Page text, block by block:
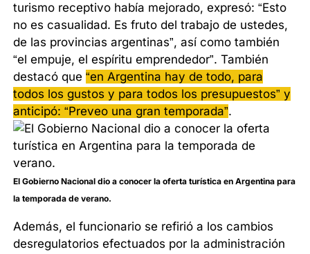
turismo receptivo había mejorado, expresó: “Esto
no es casualidad. Es fruto del trabajo de ustedes,
de las provincias argentinas”, así como también
“el empuje, el espíritu emprendedor”. También
destacó que“en Argentina hay de todo, para
todos los gustos y para todos los presupuestos” y
anticipó: “Preveo una gran temporada”.
El Gobierno Nacional dio a conocer la oferta turística en Argentina para
la temporada de verano.
Además, el funcionario se refirió a los cambios
desregulatorios efectuados por la administración